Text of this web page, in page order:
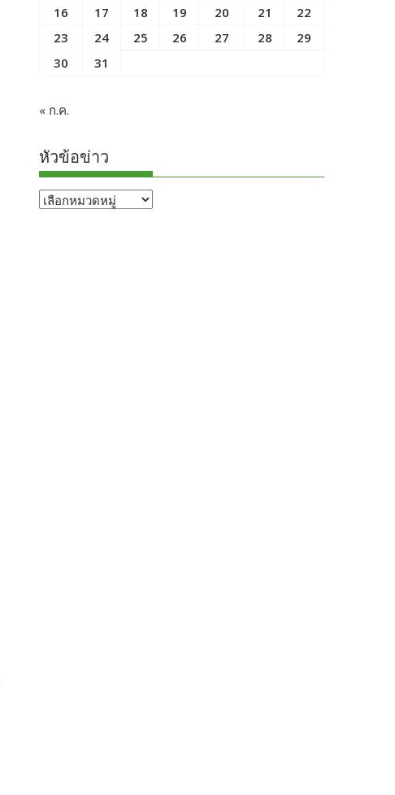
16
17 18 19 20 21
22
23
24 25 26 27 28
29
30
31
« ก.ค.
หัวข้อข่าว
หัวข้อ